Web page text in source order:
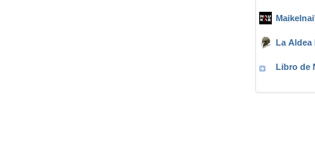
La Aldea
Libro de